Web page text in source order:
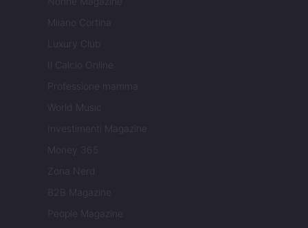
Milano Cortina
Luxury Club
Il Calcio Online
Professione mamma
World Music
Investimenti Magazine
Money 365
Zona Nerd
B2B Magazine
People Magazine